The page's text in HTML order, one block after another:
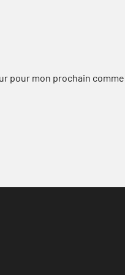
pour mon prochain